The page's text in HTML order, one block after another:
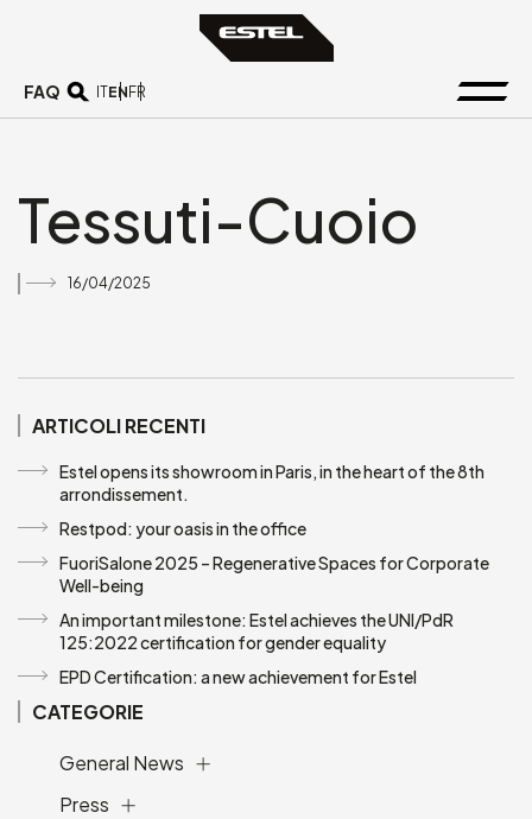
FAQ ITEN FR
Tessuti-Cuoio
16/04/2025
ARTICOLI RECENTI
Estel opens its showroom in Paris, in the heart of the 8th
arrondissement.
Restpod: your oasis in the office
FuoriSalone 2025 – Regenerative Spaces for Corporate
Well-being
An important milestone: Estel achieves the UNI/PdR
125:2022 certification for gender equality
EPD Certification: a new achievement for Estel
CATEGORIE
General News
Press